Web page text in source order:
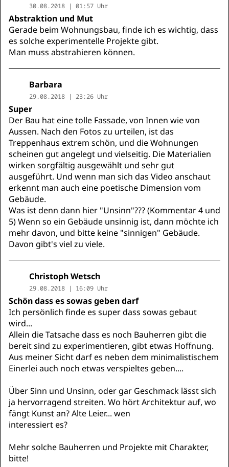
30.08.2018 | 01:57 Uhr
Abstraktion und Mut
Gerade beim Wohnungsbau, finde ich es wichtig, dass
es solche experimentelle Projekte gibt.
Man muss abstrahieren können.
Barbara
29.08.2018 | 23:26 Uhr
Super
Der Bau hat eine tolle Fassade, von Innen wie von
Aussen. Nach den Fotos zu urteilen, ist das
Treppenhaus extrem schön, und die Wohnungen
scheinen gut angelegt und vielseitig. Die Materialien
wirken sorgfältig ausgewählt und sehr gut
ausgeführt. Und wenn man sich das Video anschaut
erkennt man auch eine poetische Dimension vom
Gebäude.
Was ist denn dann hier "Unsinn"??? (Kommentar 4 und
5) Wenn so ein Gebäude unsinnig ist, dann möchte ich
mehr davon, und bitte keine "sinnigen" Gebäude.
Davon gibt's viel zu viele.
Christoph Wetsch
29.08.2018 | 16:09 Uhr
Schön dass es sowas geben darf
Ich persönlich finde es super dass sowas gebaut
wird...
Allein die Tatsache dass es noch Bauherren gibt die
bereit sind zu experimentieren, gibt etwas Hoffnung.
Aus meiner Sicht darf es neben dem minimalistischem
Einerlei auch noch etwas verspieltes geben....
Über Sinn und Unsinn, oder gar Geschmack lässt sich
ja hervorragend streiten. Wo hört Architektur auf, wo
fängt Kunst an? Alte Leier... wen
interessiert es?
Mehr solche Bauherren und Projekte mit Charakter,
bitte!